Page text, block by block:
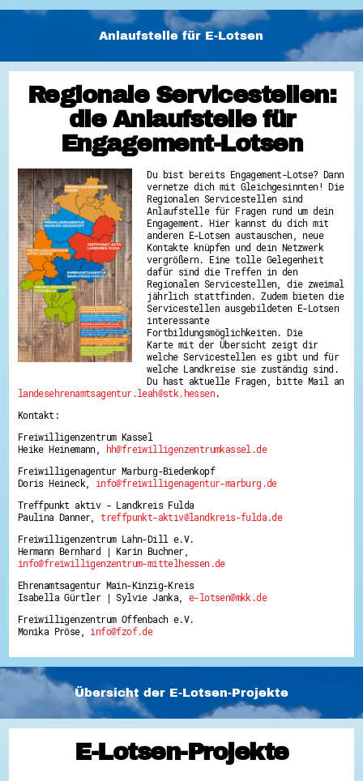
Anlaufstelle für E-Lotsen
Regionale Servicestellen:
die Anlaufstelle für
Engagement-Lotsen
Du bist bereits Engagement-Lotse? Dann
vernetze dich mit Gleichgesinnten! Die
Regionalen Servicestellen sind
Anlaufstelle für Fragen rund um dein
Engagement. Hier kannst du dich mit
anderen E-Lotsen austauschen, neue
Kontakte knüpfen und dein Netzwerk
vergrößern. Eine tolle Gelegenheit
dafür sind die Treffen in den
Regionalen Servicestellen, die zweimal
jährlich stattfinden. Zudem bieten die
Servicestellen ausgebildeten E-Lotsen
interessante
Fortbildungsmöglichkeiten. Die
Karte mit der Übersicht zeigt dir
welche Servicestellen es gibt und für
welche Landkreise sie zuständig sind.
Du hast aktuelle Fragen, bitte Mail an
landesehrenamtsagentur.leah@stk.hessen.
Kontakt:
Freiwilligenzentrum Kassel
Heike Heinemann,
hh@freiwilligenzentrumkassel.de
Freiwilligenagentur Marburg-Biedenkopf
Doris Heineck, info@freiwilligenagentur-marburg.de
Treffpunkt aktiv - Landkreis Fulda
Paulina Danner,treffpunkt-aktiv@landkreis-fulda.de
Freiwilligenzentrum Lahn-Dill e.V.
Hermann Bernhard | Karin Buchner,
info@freiwilligenzentrum-mittelhessen.de
Ehrenamtsagentur Main-Kinzig-Kreis
Isabella Gürtler | Sylvie Janka,e-lotsen@mkk.de
Freiwilligenzentrum Offenbach e.V.
Monika Pröse, info@fzof.de
Übersicht der E-Lotsen-Projekte
E-Lotsen-Projekte